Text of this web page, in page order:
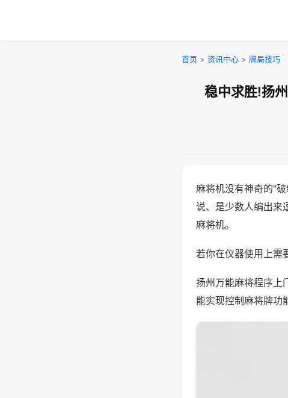
首页 > 资讯中心 > 牌局技巧
稳中求胜!扬
麻将机没有神奇的"
说、是少数人编出来
麻将机。
若你在仪器使用上需
扬州万能麻将程序上
能实现控制麻将牌功